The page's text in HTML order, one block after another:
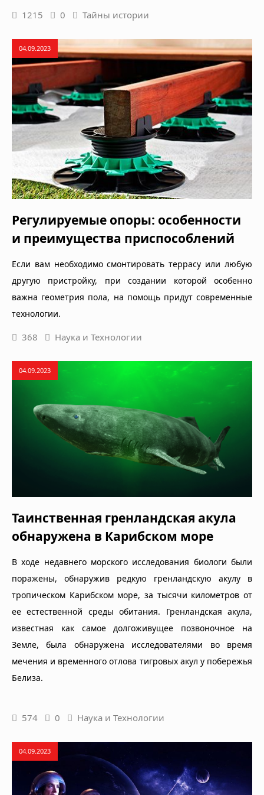
1215 0 Тайны истории
04.09.2023
Регулируемые опоры: особенности
и преимущества приспособлений
Если вам необходимо смонтировать террасу или любую
другую пристройку, при создании которой особенно
важна геометрия пола, на помощь придут современные
технологии.
368 Наука и Технологии
04.09.2023
Таинственная гренландская акула
обнаружена в Карибском море
В ходе недавнего морского исследования биологи были
поражены, обнаружив редкую гренландскую акулу в
тропическом Карибском море, за тысячи километров от
ее естественной среды обитания. Гренландская акула,
известная как самое долгоживущее позвоночное на
Земле, была обнаружена исследователями во время
мечения и временного отлова тигровых акул у побережья
Белиза.
574 0 Наука и Технологии
04.09.2023